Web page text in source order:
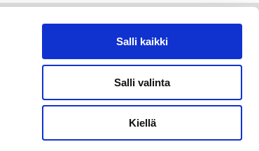
Salli kaikki
Salli valinta
Kiellä